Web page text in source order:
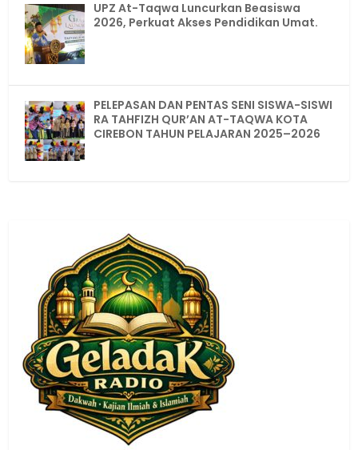
UPZ At-Taqwa Luncurkan Beasiswa
2026, Perkuat Akses Pendidikan Umat.
PELEPASAN DAN PENTAS SENI SISWA-SISWI
RA TAHFIZH QUR’AN AT-TAQWA KOTA
CIREBON TAHUN PELAJARAN 2025–2026